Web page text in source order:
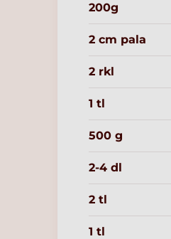
200g
2 cm pala
2 rkl
1 tl
500 g
2-4 dl
2 tl
1 tl